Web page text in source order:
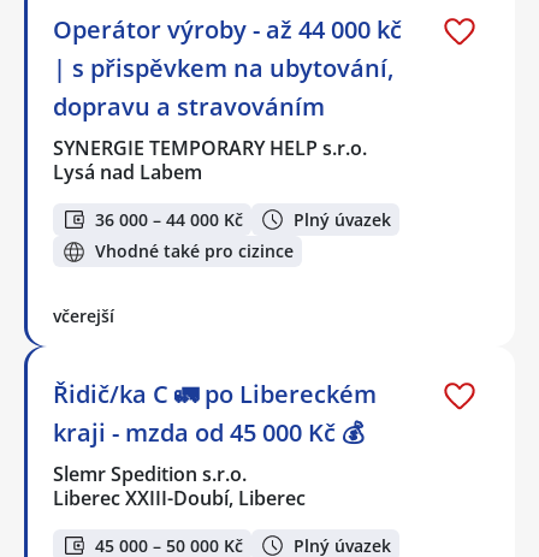
Operátor výroby - až 44 000 kč
| s přispěvkem na ubytování,
dopravu a stravováním
SYNERGIE TEMPORARY HELP s.r.o.
Lysá nad Labem
36 000 – 44 000 Kč
Plný úvazek
Vhodné také pro cizince
včerejší
Řidič/ka C 🚛 po Libereckém
kraji - mzda od 45 000 Kč 💰
Slemr Spedition s.r.o.
Liberec XXIII-Doubí, Liberec
45 000 – 50 000 Kč
Plný úvazek